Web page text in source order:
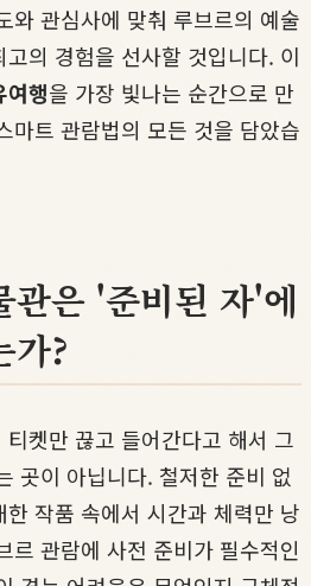
와 관심사에 맞춰 루브르의 예술
의 경험을 선사할 것입니다. 이
여행을 가장 빛나는 순간으로 만
마트 관람법의 모든 것을 담았습
관은 '준비된 자'에
가?
켓만 끊고 들어간다고 해서 그
곳이 아닙니다. 철저한 준비 없
작품 속에서 시간과 체력만 낭
르 관람에 사전 준비가 필수적인